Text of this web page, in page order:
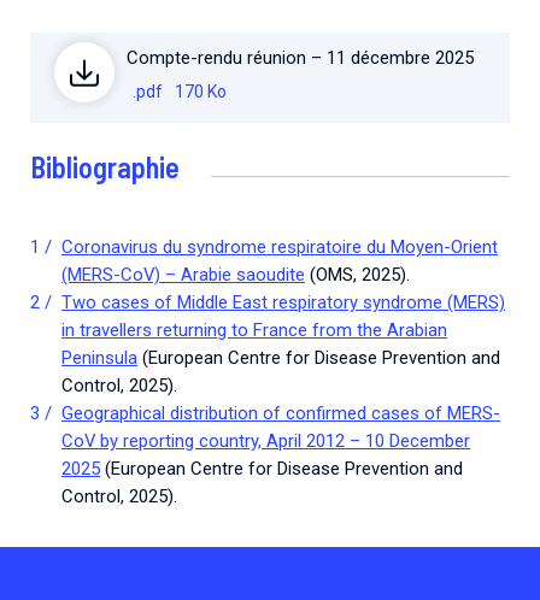
Compte-rendu réunion – 11 décembre 2025
.pdf 170 Ko
Bibliographie
Coronavirus du syndrome respiratoire du Moyen-Orient
(MERS-CoV) – Arabie saoudite (OMS, 2025).
Two cases of Middle East respiratory syndrome (MERS)
in travellers returning to France from the Arabian
Peninsula (European Centre for Disease Prevention and
Control, 2025).
Geographical distribution of confirmed cases of MERS-
CoV by reporting country, April 2012 – 10 December
2025 (European Centre for Disease Prevention and
Control, 2025).